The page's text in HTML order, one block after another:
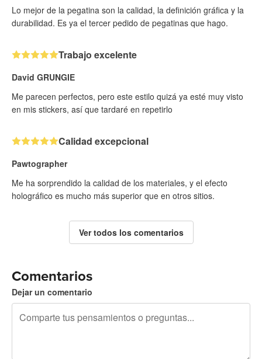
Lo mejor de la pegatina son la calidad, la definición gráfica y la
durabilidad. Es ya el tercer pedido de pegatinas que hago.
Trabajo excelente
David GRUNGIE
Me parecen perfectos, pero este estilo quizá ya esté muy visto
en mis stickers, así que tardaré en repetirlo
Calidad excepcional
Pawtographer
Me ha sorprendido la calidad de los materiales, y el efecto
holográfico es mucho más superior que en otros sitios.
Ver todos los comentarios
Comentarios
Dejar un comentario